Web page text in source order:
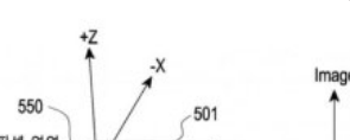
Café ในโตรอนโต และลูกค้าในบางเที่ยว
ไปยังวินนิเพกจะได้รับคำเชิญให้ใช้ทดลอง
บบดิจิทัล และคำแนะนำเกี่ยวกับวิธีสร้าง
ลอดภัยก่อนเดินทางมาถึงสนามบิน ส่วนผู้
สิทธิบัตรระบบกล้องคู่ใต้หน้าจอ
นใบหน้า!